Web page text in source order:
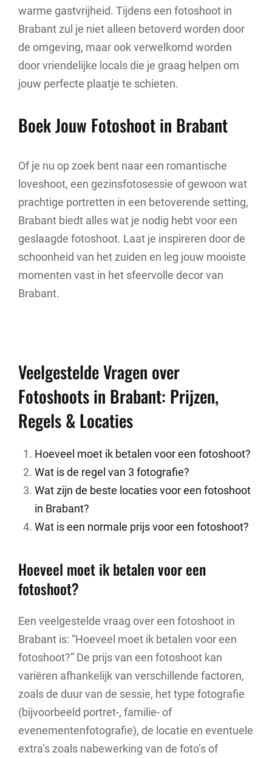
warme gastvrijheid. Tijdens een fotoshoot in
Brabant zul je niet alleen betoverd worden door
de omgeving, maar ook verwelkomd worden
door vriendelijke locals die je graag helpen om
jouw perfecte plaatje te schieten.
Boek Jouw Fotoshoot in Brabant
Of je nu op zoek bent naar een romantische
loveshoot, een gezinsfotosessie of gewoon wat
prachtige portretten in een betoverende setting,
Brabant biedt alles wat je nodig hebt voor een
geslaagde fotoshoot. Laat je inspireren door de
schoonheid van het zuiden en leg jouw mooiste
momenten vast in het sfeervolle decor van
Brabant.
Veelgestelde Vragen over
Fotoshoots in Brabant: Prijzen,
Regels & Locaties
Hoeveel moet ik betalen voor een fotoshoot?
Wat is de regel van 3 fotografie?
Wat zijn de beste locaties voor een fotoshoot
in Brabant?
Wat is een normale prijs voor een fotoshoot?
Hoeveel moet ik betalen voor een
fotoshoot?
Een veelgestelde vraag over een fotoshoot in
Brabant is: “Hoeveel moet ik betalen voor een
fotoshoot?” De prijs van een fotoshoot kan
variëren afhankelijk van verschillende factoren,
zoals de duur van de sessie, het type fotografie
(bijvoorbeeld portret-, familie- of
evenementenfotografie), de locatie en eventuele
extra’s zoals nabewerking van de foto’s of